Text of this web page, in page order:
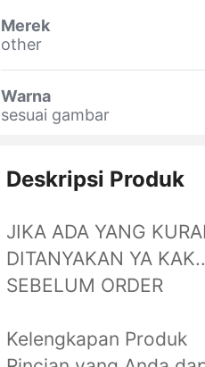
Merek
other
Warna
sesuai gambar
Deskripsi Produk
JIKA ADA YANG
DITANYAKAN YA
SEBELUM ORDER
Kelengkapan Produk